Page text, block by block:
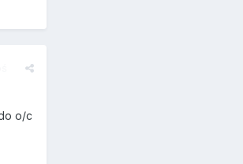
o/c